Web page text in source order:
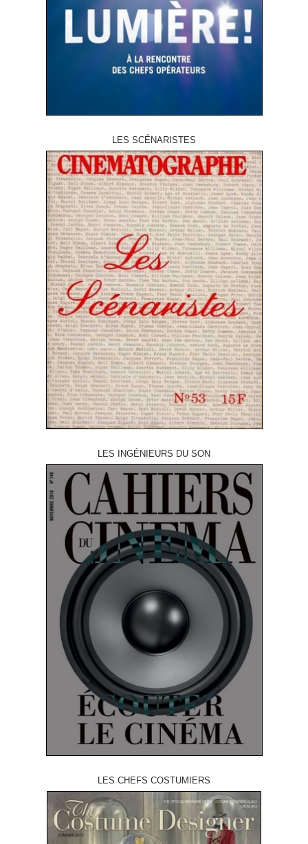
LES SCÉNARISTES
LES INGÉNIEURS DU SON
LES CHEFS COSTUMIERS